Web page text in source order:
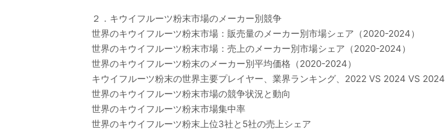
２．キウイフルーツ粉末市場のメーカー別競争
世界のキウイフルーツ粉末市場：販売量のメーカー別市場シェア（2020-2024）
世界のキウイフルーツ粉末市場：売上のメーカー別市場シェア（2020-2024）
世界のキウイフルーツ粉末のメーカー別平均価格（2020-2024）
キウイフルーツ粉末の世界主要プレイヤー、業界ランキング、2022 VS 2024 VS 2024
世界のキウイフルーツ粉末市場の競争状況と動向
世界のキウイフルーツ粉末市場集中率
世界のキウイフルーツ粉末上位3社と5社の売上シェア